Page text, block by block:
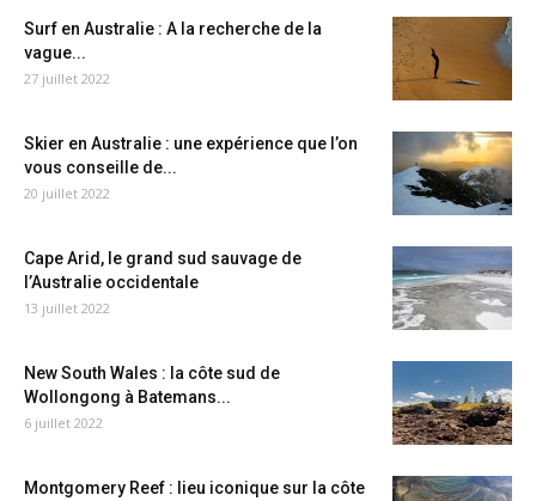
Surf en Australie : A la recherche de la
vague...
27 juillet 2022
Skier en Australie : une expérience que l’on
vous conseille de...
20 juillet 2022
Cape Arid, le grand sud sauvage de
l’Australie occidentale
13 juillet 2022
New South Wales : la côte sud de
Wollongong à Batemans...
6 juillet 2022
Montgomery Reef : lieu iconique sur la côte